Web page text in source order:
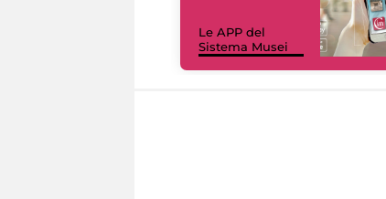
Le APP del
Sistema Musei